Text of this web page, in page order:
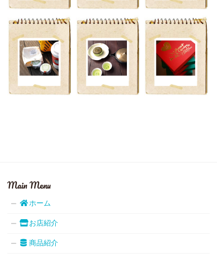
Main Menu
ホーム
お店紹介
商品紹介